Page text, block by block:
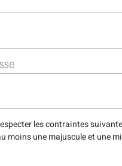
les contraintes
moins une majuscule et une